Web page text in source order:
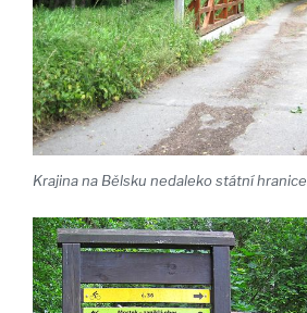
Krajina na Bělsku nedaleko státní hranice.